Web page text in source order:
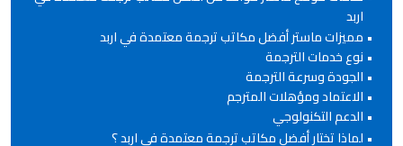
اربد
مميزات ماستر أفضل مكاتب ترجمة معتمدة في اربد
نوع خدمات الترجمة
الجودة وسرعة الترجمة
الاعتماد ومؤهلات المترجم
الدعم التكنولوجي
لماذا تختار أفضل مكاتب ترجمة معتمدة في اربد ؟